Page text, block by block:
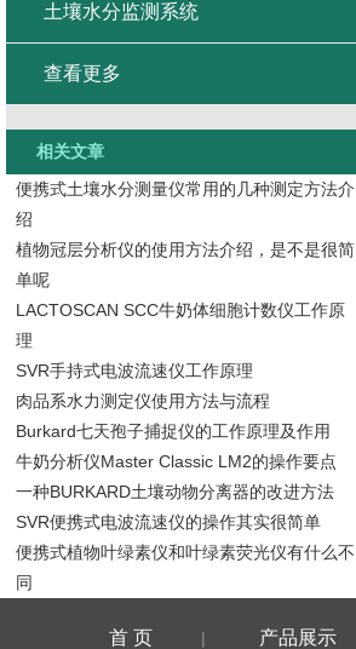
土壤水分监测系统
查看更多
相关文章
便携式土壤水分测量仪常用的几种测定方法介
绍
植物冠层分析仪的使用方法介绍，是不是很简
单呢
LACTOSCAN SCC牛奶体细胞计数仪工作原
理
SVR手持式电波流速仪工作原理
肉品系水力测定仪使用方法与流程
Burkard七天孢子捕捉仪的工作原理及作用
牛奶分析仪Master Classic LM2的操作要点
一种BURKARD土壤动物分离器的改进方法
SVR便携式电波流速仪的操作其实很简单
便携式植物叶绿素仪和叶绿素荧光仪有什么不
同
首 页 | 产品展示